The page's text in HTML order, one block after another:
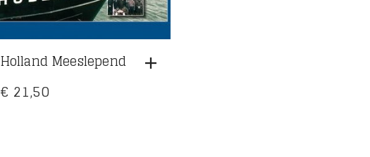
Holland Meeslepend
€ 21,50